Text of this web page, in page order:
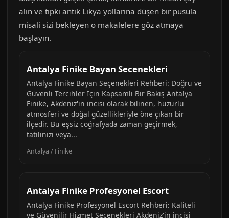
alın ve tıpkı antik Likya yollarına düşen bir pusula
misali sizi bekleyen o makalelere göz atmaya
başlayın.
Antalya Finike Bayan Secenekleri
Antalya Finike Bayan Seçenekleri Rehberi: Doğru ve
Güvenli Tercihler İçin Kapsamlı Bir Bakış Antalya
Finike, Akdeniz'in incisi olarak bilinen, huzurlu
atmosferi ve doğal güzellikleriyle öne çıkan bir
ilçedir. Bu eşsiz coğrafyada zaman geçirmek,
tatilinizi veya...
Antalya / Finike
Antalya Finike Profesyonel Escort
Antalya Finike Profesyonel Escort Rehberi: Kaliteli
ve Güvenilir Hizmet Seçenekleri Akdeniz'in incisi